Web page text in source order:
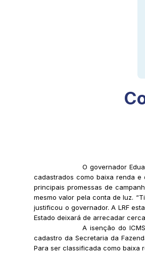
O governador
cadastrados como baixa renda e
principais promessas de
mesmo valor pela conta de luz.
justificou o governador. A LRF
Estado deixará de arrecadar
A isenção do
cadastro da Secretaria da
Para ser classificada como baixa